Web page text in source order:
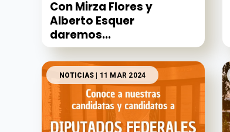
Con Mirza Flores y
Alberto Esquer
daremos...
NOTICIAS | 11 MAR 2024